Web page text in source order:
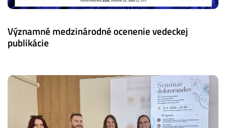
Významné medzinárodné ocenenie vedeckej
publikácie